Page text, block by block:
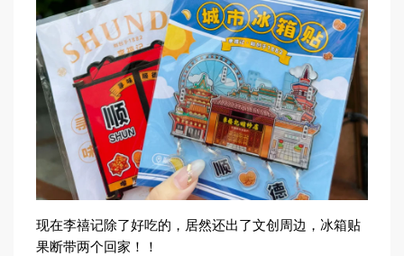
现在李禧记除了好吃的，居然还出了文创周边，冰箱贴
果断带两个回家！！